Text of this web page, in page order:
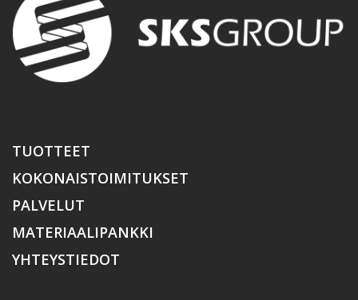
TUOTTEET
KOKONAISTOIMITUKSET
PALVELUT
MATERIAALIPANKKI
YHTEYSTIEDOT